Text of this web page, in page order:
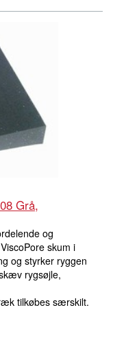
Grå,
og
skum i
og styrker ryggen
rygsøjle,
tilkøbes særskilt.